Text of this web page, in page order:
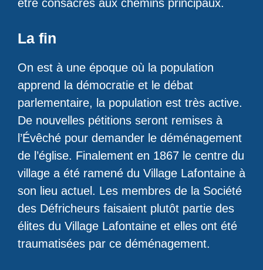
être consacrés aux chemins principaux.
La fin
On est à une époque où la population
apprend la démocratie et le débat
parlementaire, la population est très active.
De nouvelles pétitions seront remises à
l’Évêché pour demander le déménagement
de l’église. Finalement en 1867 le centre du
village a été ramené du Village Lafontaine à
son lieu actuel. Les membres de la Société
des Défricheurs faisaient plutôt partie des
élites du Village Lafontaine et elles ont été
traumatisées par ce déménagement.